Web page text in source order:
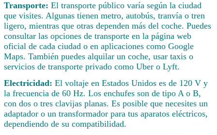
Transporte: El transporte público varía según la ciudad
que visites. Algunas tienen metro, autobús, tranvía o tren
ligero, mientras que otras dependen más del coche. Puedes
consultar las opciones de transporte en la página web
oficial de cada ciudad o en aplicaciones como Google
Maps. También puedes alquilar un coche, usar taxis o
servicios de transporte privado como Uber o Lyft.
Electricidad: El voltaje en Estados Unidos es de 120 V y
la frecuencia de 60 Hz. Los enchufes son de tipo A o B,
con dos o tres clavijas planas. Es posible que necesites un
adaptador o un transformador para tus aparatos eléctricos,
dependiendo de su compatibilidad.